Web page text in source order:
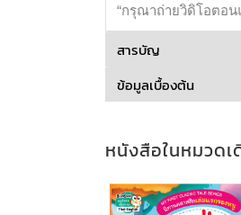
“กรุณาถ่ายวิดิโอตอน
สารบัญ
ข้อมูลเบื้องต้น